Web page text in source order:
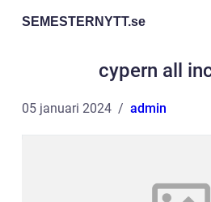
SEMESTERNYTT.se
cypern all
05 januari 2024 admin